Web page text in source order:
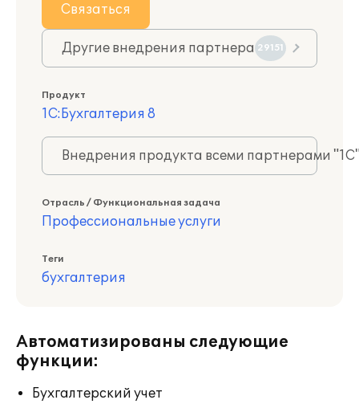
Связаться
Другие внедрения партнера 29151
Продукт
1С:Бухгалтерия 8
Внедрения продукта всеми партнерами
Отрасль / Функциональная задача
Профессиональные услуги
Теги
бухгалтерия
Автоматизированы следующие
функции:
Бухгалтерский учет